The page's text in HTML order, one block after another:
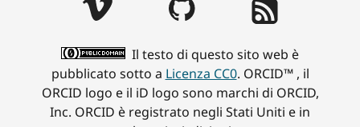
Il testo di questo sito web è
pubblicato sotto a Licenza CC0. ORCID™ , il
ORCID logo e il iD logo sono marchi di ORCID,
Inc. ORCID è registrato negli Stati Uniti e in